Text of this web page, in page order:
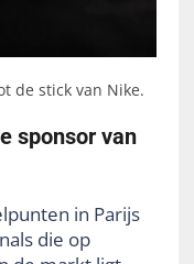
de stick van Nike.
sponsor van
in Parijs
die op